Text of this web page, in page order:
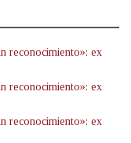
reconocimiento»: ex
reconocimiento»: ex
reconocimiento»: ex